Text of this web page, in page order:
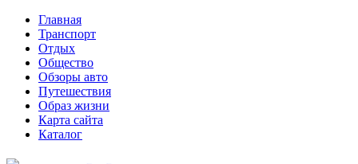
Главная
Транспорт
Отдых
Общество
Обзоры авто
Путешествия
Образ жизни
Карта сайта
Каталог